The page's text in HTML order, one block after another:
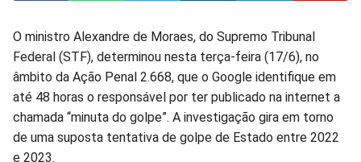
Compartilhar
no
Facebook
Compartilhar
no
Whatsapp
Compartilhar
no
Twitter
Compartilhar
no
Messenger
Compartilhar
no
Telegram
no
Gettr
O ministro Alexandre de Moraes, do Supremo Tribunal
Federal (STF), determinou nesta terça-feira (17/6), no
âmbito da Ação Penal 2.668, que o Google identifique em
até 48 horas o responsável por ter publicado na internet a
chamada “minuta do golpe”. A investigação gira em torno
de uma suposta tentativa de golpe de Estado entre 2022
e 2023.